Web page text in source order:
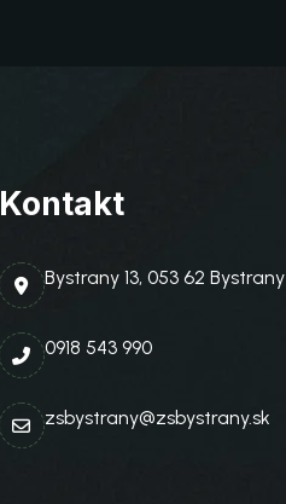
Kontakt
Bystrany 13, 053 62 Bystrany
0918 543 990
zsbystrany@zsbystrany.sk